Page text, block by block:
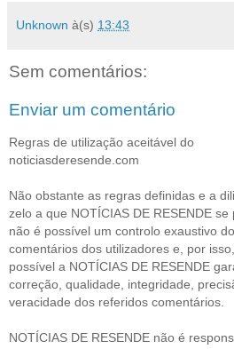
Unknown à(s) 13:43
Sem comentários:
Enviar um comentário
Regras de utilização aceitável do
noticiasderesende.com
Não obstante as regras definidas e a
zelo a que NOTÍCIAS DE RESENDE se
não é possível um controlo exaustivo
comentários dos utilizadores e, por
possível a NOTÍCIAS DE RESENDE
correção, qualidade, integridade,
veracidade dos referidos comentários.
NOTÍCIAS DE RESENDE não é